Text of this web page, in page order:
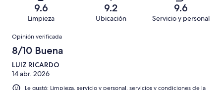
opiniones
opiniones
de
769
opiniones
Basada
de
opiniones
Terrible.
Basada
de
769
opiniones
9.6
Limpieza
9.2
Ubicación
9.6
Servicio y personal
Opiniones
Opinión verificada
8/10 Buena
LUIZ RICARDO
14 abr. 2026
Le gustó: Limpieza, servicio y personal, servicios y condiciones de la